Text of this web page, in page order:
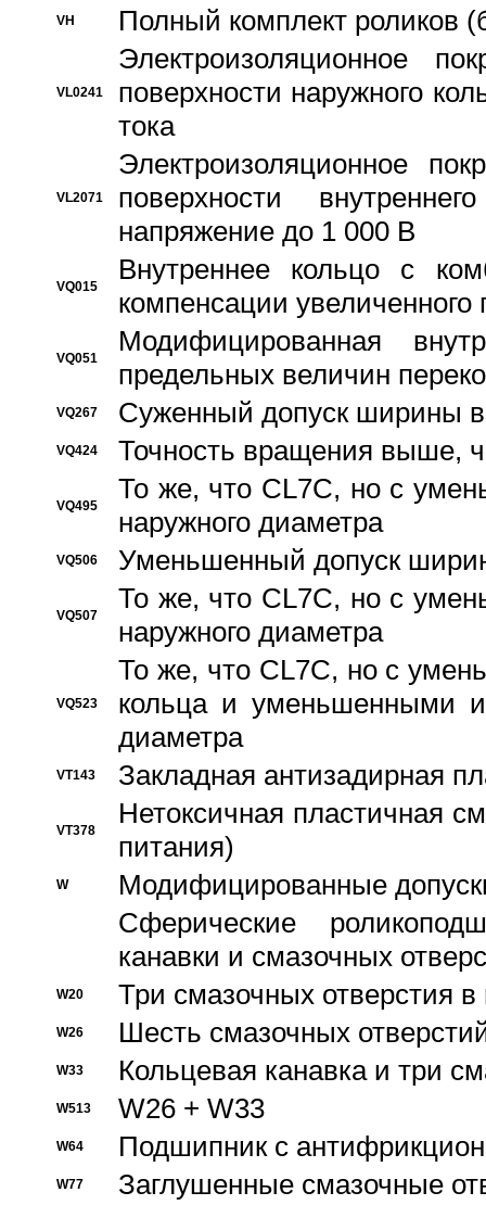
VH Полный комплект роликов
VL0241
Электроизоляционное
поверхности наружного
тока
VL2071
Электроизоляционное
поверхности
напряжение до 1 000 В
VQ015
Bнутреннее кольцо с
компенсации увеличенного
VQ051
Модифицированная
предельных величин
VQ267 Суженный допуск ширины
VQ424 Точность вращения выше,
VQ495
То же, что CL7C, но с
наружного диаметра
VQ506 Уменьшенный допуск
VQ507
То же, что CL7C, но с
наружного диаметра
VQ523
То же, что CL7C, но с
кольца и уменьшенными
диаметра
VT143 Закладная антизадирная
VT378
Нетоксичная пластичная
питания)
W
Модифицированные
Сферические
канавки и смазочных
W20 Три смазочных отверстия
W26 Шесть смазочных
W33 Кольцевая канавка и три
W513 W26 + W33
W64 Подшипник с
W77 Заглушенные смазочные